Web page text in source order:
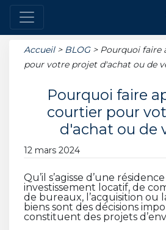
Accueil > BLOG > Pourquoi faire
pour votre projet d'achat ou de
Pourquoi faire
courtier pour
d'achat ou de
12 mars 2024
Qu’il s’agisse d’une
investissement locatif, de
de bureaux, l’acquisition ou
biens sont des décisions
constituent des projets